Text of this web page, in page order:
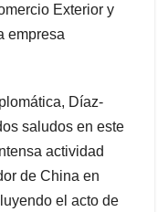
Exterior y
empresa
Díaz-
saludos en este
actividad
de China en
el acto de